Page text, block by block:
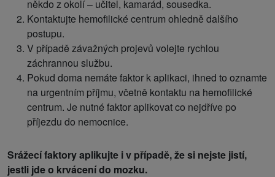
někdo z okolí – učitel, kamarád, sousedka.
Kontaktujte hemofilické centrum ohledně dalšího
postupu.
V případě závažných projevů volejte rychlou
záchrannou službu.
Pokud doma nemáte faktor k aplikaci, ihned to oznamte
na urgentním příjmu, včetně kontaktu na hemofilické
centrum. Je nutné faktor aplikovat co nejdříve po
příjezdu do nemocnice.
Srážecí faktory aplikujte i v případě, že si nejste jistí,
jestli jde o krvácení do mozku.